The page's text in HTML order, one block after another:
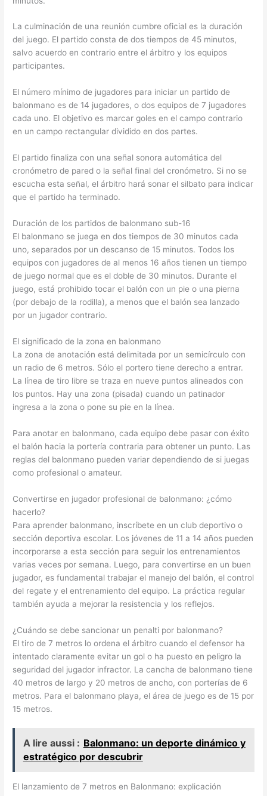
La culminación de una reunión cumbre oficial es la duración
del juego. El partido consta de dos tiempos de 45 minutos,
salvo acuerdo en contrario entre el árbitro y los equipos
participantes.
El número mínimo de jugadores para iniciar un partido de
balonmano es de 14 jugadores, o dos equipos de 7 jugadores
cada uno. El objetivo es marcar goles en el campo contrario
en un campo rectangular dividido en dos partes.
El partido finaliza con una señal sonora automática del
cronómetro de pared o la señal final del cronómetro. Si no se
escucha esta señal, el árbitro hará sonar el silbato para indicar
que el partido ha terminado.
Duración de los partidos de balonmano sub-16
El balonmano se juega en dos tiempos de 30 minutos cada
uno, separados por un descanso de 15 minutos. Todos los
equipos con jugadores de al menos 16 años tienen un tiempo
de juego normal que es el doble de 30 minutos. Durante el
juego, está prohibido tocar el balón con un pie o una pierna
(por debajo de la rodilla), a menos que el balón sea lanzado
por un jugador contrario.
El significado de la zona en balonmano
La zona de anotación está delimitada por un semicírculo con
un radio de 6 metros. Sólo el portero tiene derecho a entrar.
La línea de tiro libre se traza en nueve puntos alineados con
los puntos. Hay una zona (pisada) cuando un patinador
ingresa a la zona o pone su pie en la línea.
Para anotar en balonmano, cada equipo debe pasar con éxito
el balón hacia la portería contraria para obtener un punto. Las
reglas del balonmano pueden variar dependiendo de si juegas
como profesional o amateur.
Convertirse en jugador profesional de balonmano: ¿cómo
hacerlo?
Para aprender balonmano, inscríbete en un club deportivo o
sección deportiva escolar. Los jóvenes de 11 a 14 años pueden
incorporarse a esta sección para seguir los entrenamientos
varias veces por semana. Luego, para convertirse en un buen
jugador, es fundamental trabajar el manejo del balón, el control
del regate y el entrenamiento del equipo. La práctica regular
también ayuda a mejorar la resistencia y los reflejos.
¿Cuándo se debe sancionar un penalti por balonmano?
El tiro de 7 metros lo ordena el árbitro cuando el defensor ha
intentado claramente evitar un gol o ha puesto en peligro la
seguridad del jugador infractor. La cancha de balonmano tiene
40 metros de largo y 20 metros de ancho, con porterías de 6
metros. Para el balonmano playa, el área de juego es de 15 por
15 metros.
A lire aussi : Balonmano: un deporte dinámico y
estratégico por descubrir
El lanzamiento de 7 metros en Balonmano: explicación